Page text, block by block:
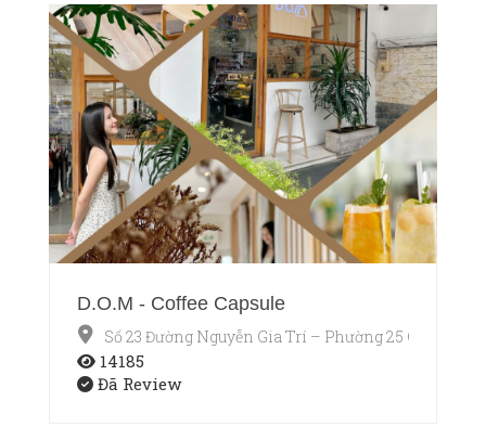
D.O.M - Coffee Capsule
Số 23 Đường Nguyễn Gia Trí – Phường 25 Quận
14185
Đã Review